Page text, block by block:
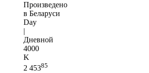
Произведено
в Беларуси
Day
|
Дневной
4000
K
2 45385